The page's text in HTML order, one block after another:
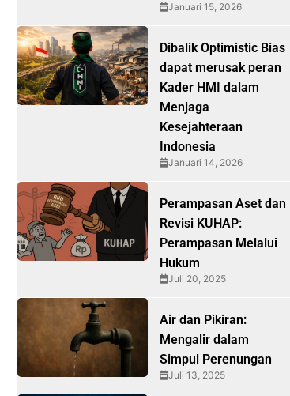
Januari 15, 2026
Dibalik Optimistic Bias
dapat merusak peran
Kader HMI dalam
Menjaga
Kesejahteraan
Indonesia
Januari 14, 2026
Perampasan Aset dan
Revisi KUHAP:
Perampasan Melalui
Hukum
Juli 20, 2025
Air dan Pikiran:
Mengalir dalam
Simpul Perenungan
Juli 13, 2025